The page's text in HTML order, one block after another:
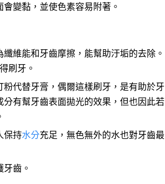
變黏，並使色素容易附著。
纖維能和牙齒摩擦，能幫助汙垢的去除。
刷牙。
代替牙膏，偶爾這樣刷牙，是有助於牙
有幫牙齒表面拋光的效果，但也因此若
保持水分充足，無色無外的水也對牙齒最
牙齒。